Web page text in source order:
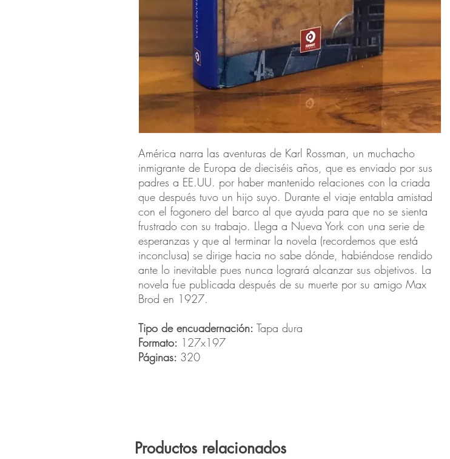
América narra las aventuras de Karl Rossman, un muchacho
inmigrante de Europa de dieciséis años, que es enviado por sus
padres a EE.UU. por haber mantenido relaciones con la criada
que después tuvo un hijo suyo. Durante el viaje entabla amistad
con el fogonero del barco al que ayuda para que no se sienta
frustrado con su trabajo. Llega a Nueva York con una serie de
esperanzas y que al terminar la novela (recordemos que está
inconclusa) se dirige hacia no sabe dónde, habiéndose rendido
ante lo inevitable pues nunca logrará alcanzar sus objetivos. La
novela fue publicada después de su muerte por su amigo Max
Brod en 1927.
Tipo de encuadernación: Tapa dura
Formato: 127x197
Páginas: 320
Productos relacionados